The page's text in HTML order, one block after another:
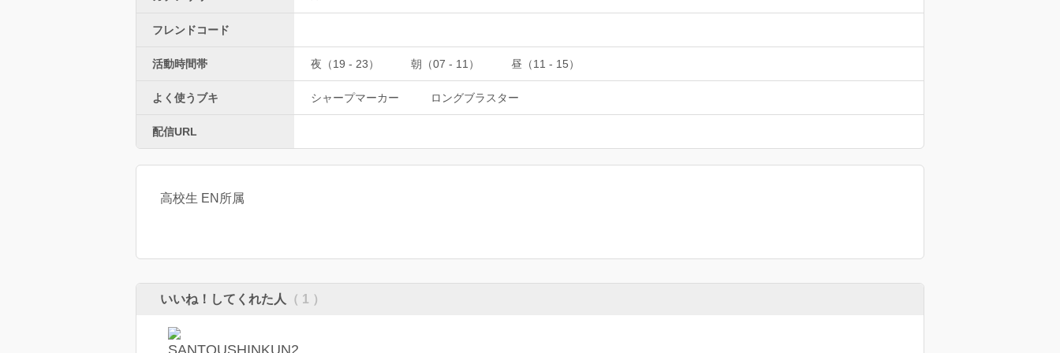
フレンドコード
活動時間帯 夜（19 - 23） 朝（07 - 11） 昼（11 - 15）
よく使うブキ シャープマーカー ロングブラスター
配信URL
高校生 EN所属
いいね！してくれた人 （ 1 ）